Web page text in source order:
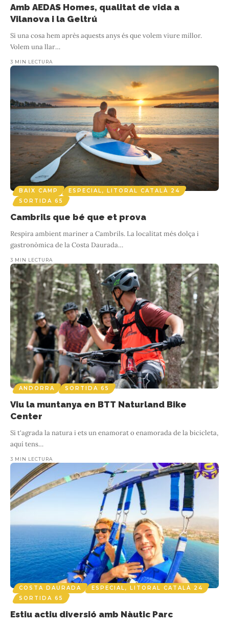
Visitar Mas Miró és endinsar-se en la vida i el procés creatiu de
En…
Amb AEDAS Homes, qualitat de vida a
Vilanova i la Geltrú
Si una cosa hem après aquests anys és que volem viure millor.
Volem una llar…
3 MIN LECTURA
BAIX CAMP
ESPECIAL, LITORAL CATALÀ 24
SORTIDA 65
Cambrils que bé que et prova
Respira ambient mariner a Cambrils. La localitat més dolça i
gastronòmica de la Costa Daurada…
3 MIN LECTURA
ANDORRA SORTIDA 65
Viu la muntanya en BTT Naturland Bike
Center
Si t'agrada la natura i ets un enamorat o enamorada de la bicicleta,
aquí tens…
3 MIN LECTURA
COSTA DAURADA
ESPECIAL, LITORAL CATALÀ 24
SORTIDA 65
Estiu actiu diversió amb Nàutic Parc